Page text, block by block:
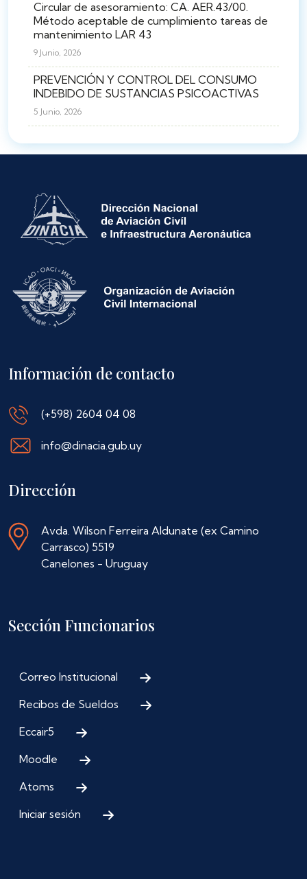
Circular de asesoramiento: CA. AER.43/00.
Método aceptable de cumplimiento tareas de
mantenimiento LAR 43
9 Junio, 2026
PREVENCIÓN Y CONTROL DEL CONSUMO
INDEBIDO DE SUSTANCIAS PSICOACTIVAS
5 Junio, 2026
Información de contacto
(+598) 2604 04 08
info@dinacia.gub.uy
Dirección
Avda. Wilson Ferreira Aldunate (ex Camino
Carrasco) 5519
Canelones - Uruguay
Sección Funcionarios
Correo Institucional
Recibos de Sueldos
Eccair5
Moodle
Atoms
Iniciar sesión